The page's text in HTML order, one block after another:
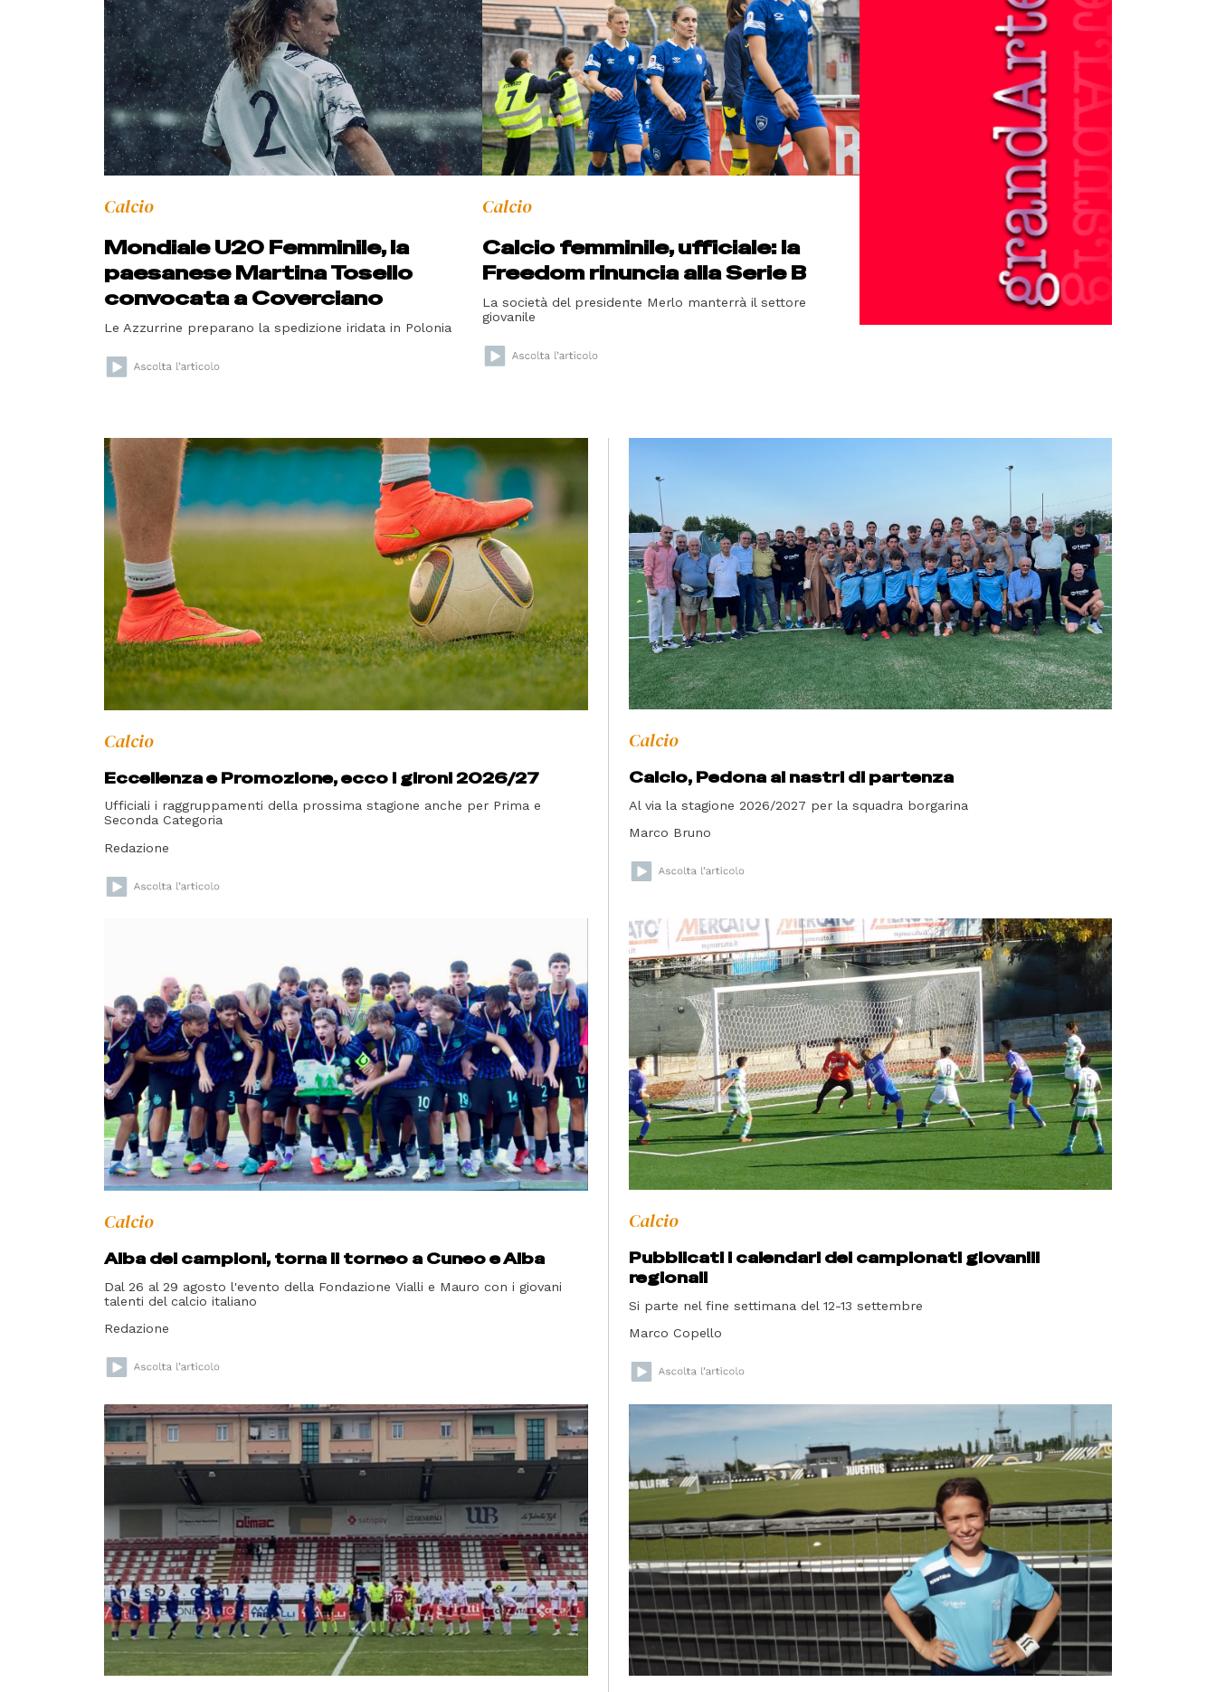
Calcio
Mondiale U20 Femminile, la
paesanese Martina Tosello
convocata a Coverciano
Le Azzurrine preparano la spedizione iridata in Polonia
Calcio
Calcio femminile, ufficiale: la
Freedom rinuncia alla Serie B
La società del presidente Merlo manterrà il settore
giovanile
Calcio
Eccellenza e Promozione, ecco i gironi 2026/27
Ufficiali i raggruppamenti della prossima stagione anche per Prima e
Seconda Categoria
Redazione
Calcio
Calcio, Pedona ai nastri di partenza
Al via la stagione 2026/2027 per la squadra borgarina
Marco Bruno
Calcio
Alba dei campioni, torna il torneo a Cuneo e Alba
Dal 26 al 29 agosto l'evento della Fondazione Vialli e Mauro con i giovani
talenti del calcio italiano
Redazione
Calcio
Pubblicati i calendari dei campionati giovanili
regionali
Si parte nel fine settimana del 12-13 settembre
Marco Copello